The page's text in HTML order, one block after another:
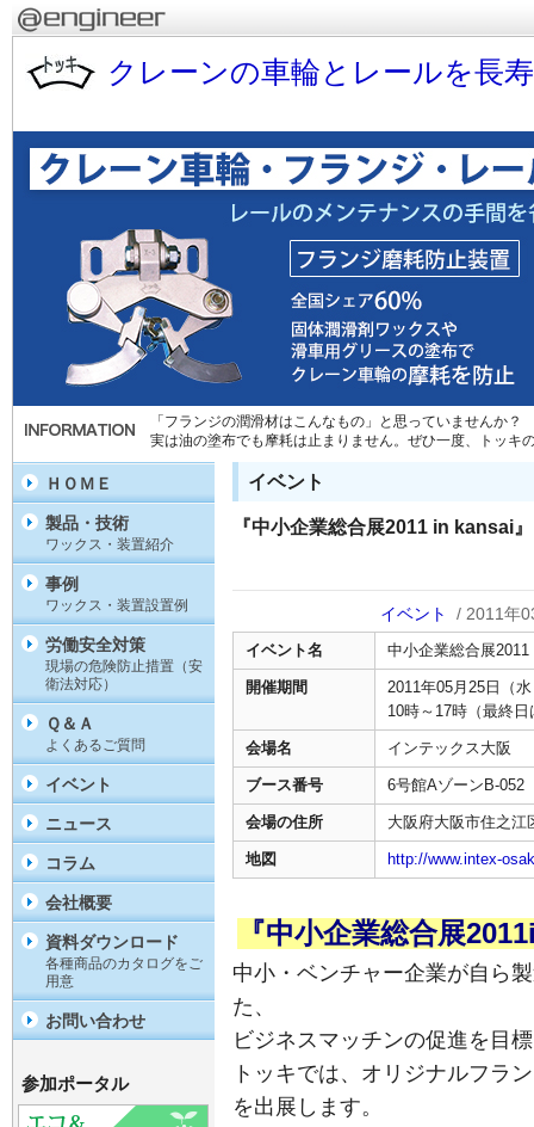
クレーンの車輪とレールを長
「フランジの潤滑材はこんなもの」と思っていませんか？
実は油の塗布でも摩耗は止まりません。ぜひ一度、トッキ
イベント
『中小企業総合展2011 in kansai
イベント
/ 2011年
イベント名
中小企業総合展
開催期間
2011年05月25日（
10時～17時（最終
会場名 インテックス大阪
ブース番号 6号館AゾーンB-052
会場の住所 大阪府大阪市住之江
地図 http://www.intex-
『中小企業総合展
中小・ベンチャー企業が自ら
た、
ビジネスマッチンの促進を目
トッキでは、オリジナルフラ
を出展します。
ＨＯＭＥ
製品・技術
ワックス・装置紹介
事例
ワックス・装置設置例
労働安全対策
現場の危険防止措置（安
衛法対応）
Ｑ＆Ａ
よくあるご質問
イベント
ニュース
コラム
会社概要
資料ダウンロード
各種商品のカタログをご
用意
お問い合わせ
参加ポータル